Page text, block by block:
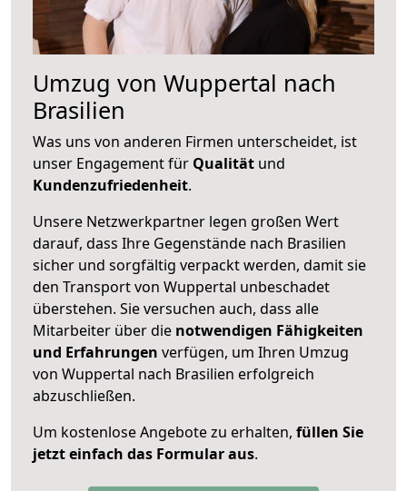
Umzug von Wuppertal nach
Brasilien
Was uns von anderen Firmen unterscheidet, ist
unser Engagement für Qualität und
Kundenzufriedenheit.
Unsere Netzwerkpartner legen großen Wert
darauf, dass Ihre Gegenstände nach Brasilien
sicher und sorgfältig verpackt werden, damit sie
den Transport von Wuppertal unbeschadet
überstehen. Sie versuchen auch, dass alle
Mitarbeiter über die notwendigen Fähigkeiten
und Erfahrungen verfügen, um Ihren Umzug
von Wuppertal nach Brasilien erfolgreich
abzuschließen.
Um kostenlose Angebote zu erhalten, füllen Sie
jetzt einfach das Formular aus.